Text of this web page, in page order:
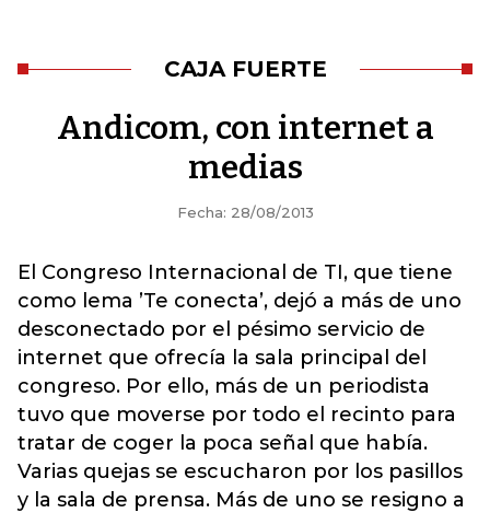
CAJA FUERTE
Andicom, con internet a
medias
Fecha: 28/08/2013
El Congreso Internacional de TI, que tiene
como lema ’Te conecta’, dejó a más de uno
desconectado por el pésimo servicio de
internet que ofrecía la sala principal del
congreso. Por ello, más de un periodista
tuvo que moverse por todo el recinto para
tratar de coger la poca señal que había.
Varias quejas se escucharon por los pasillos
y la sala de prensa. Más de uno se resigno a